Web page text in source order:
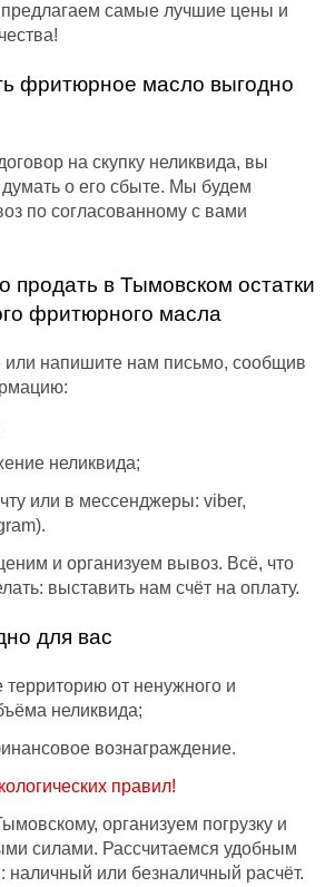
предлагаем самые лучшие цены и
фритюрное масло выгодно
на скупку неликвида, вы
о его сбыте. Мы будем
по согласованному с вами
продать в Тымовском остатки
фритюрного масла
или напишите нам письмо, сообщив
неликвида;
или в мессенджеры: viber,
и организуем вывоз. Всё, что
выставить нам счёт на оплату.
для вас
территорию от ненужного и
неликвида;
вознаграждение.
правил!
организуем погрузку и
силами. Рассчитаемся удобным
наличный или безналичный расчёт.